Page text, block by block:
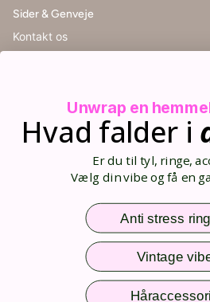
Sider & Genveje
Kontakt os
Handelsbetingelser
Størrelsesguide
Blog
Opret bruger
Nem og sikker betaling
Unwrap en
Hvad falder i
Er du til tyl, ringe,
Vælg din vibe og få en
Anti stress
Vintage